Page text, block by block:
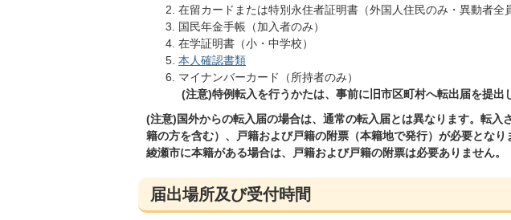
在留カードまたは特別永住者証明書（外国人住民のみ・異動者全
国民年金手帳（加入者のみ）
在学証明書（小・中学校）
本人確認書類
マイナンバーカード（所持者のみ）
(注意)特例転入を行うかたは、事前に旧市区町村へ転出届を提出
(注意)国外からの転入届の場合は、通常の転入届とは異なります。転入
籍の方を含む）、戸籍および戸籍の附票（本籍地で発行）が必要となり
綾瀬市に本籍がある場合は、戸籍および戸籍の附票は必要ありません。
届出場所及び受付時間